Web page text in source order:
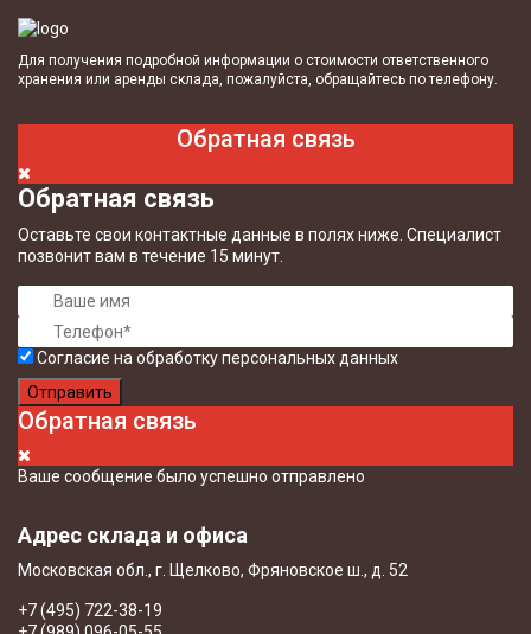
Для получения подробной информации о стоимости ответственного
хранения или аренды склада, пожалуйста, обращайтесь по телефону.
Обратная связь
Обратная связь
Оставьте свои контактные данные в полях ниже. Специалист
позвонит вам в течение 15 минут.
Согласие на обработку персональных данных
Отправить
Обратная связь
Ваше сообщение было успешно отправлено
Адрес склада и офиса
Московская обл., г. Щелково, Фряновское ш., д. 52
+7 (495) 722-38-19